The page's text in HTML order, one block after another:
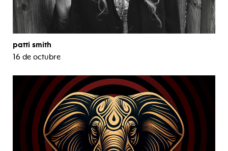
patti smith
16 de octubre